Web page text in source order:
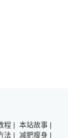
程 | 本站故事 |
法 | 减肥瘦身 |